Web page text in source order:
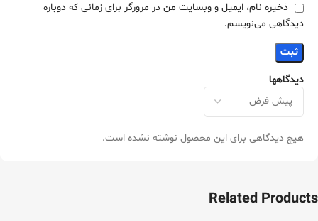
دیدگاهها
هیچ دیدگاهی برای این محصول نوشته نشده است.
ذخیره نام، ایمیل و وبسایت من در مرورگر برای زمانی که دوباره
دیدگاهی می‌نویسم.
Related Products